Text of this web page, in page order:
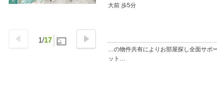
1/17
大前 歩5分
…の物件共有によりお部屋探し全面サポ
ット…